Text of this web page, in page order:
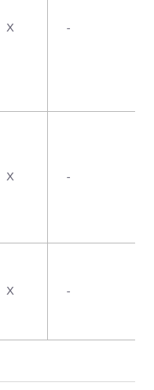
X -
X -
X -